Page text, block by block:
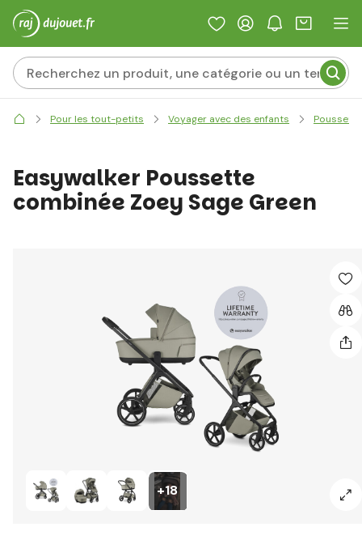
Pour les tout-petits Voyager avec des enfants
+18
Easywalker Poussette
combinée Zoey Sage Green